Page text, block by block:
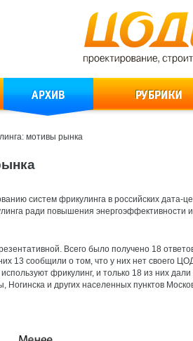
мотивы рынка
систем фрикулинга в российских
ради повышения
Всего было получено 18
13 сообщили о том, что у них нет своего
фрикулинг, и только 18 из них
и других населенных пунктов